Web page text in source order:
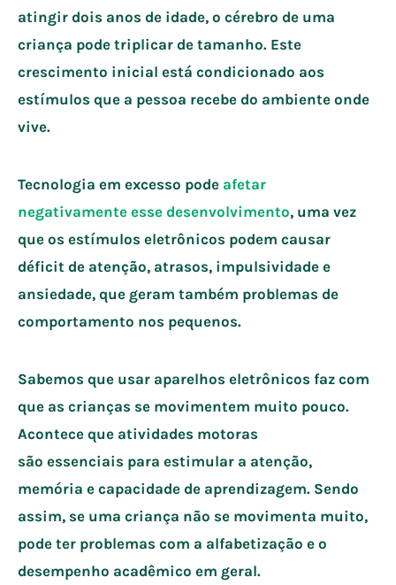
atingir dois anos de idade, o cérebro de uma
criança pode triplicar de tamanho. Este
crescimento inicial está condicionado aos
estímulos que a pessoa recebe do ambiente onde
vive.
Tecnologia em excesso pode afetar
negativamente esse desenvolvimento, uma vez
que os estímulos eletrônicos podem causar
déficit de atenção, atrasos, impulsividade e
ansiedade, que geram também problemas de
comportamento nos pequenos.
Sabemos que usar aparelhos eletrônicos faz com
que as crianças se movimentem muito pouco.
Acontece que atividades motoras
são essenciais para estimular a atenção,
memória e capacidade de aprendizagem. Sendo
assim, se uma criança não se movimenta muito,
pode ter problemas com a alfabetização e o
desempenho acadêmico em geral.